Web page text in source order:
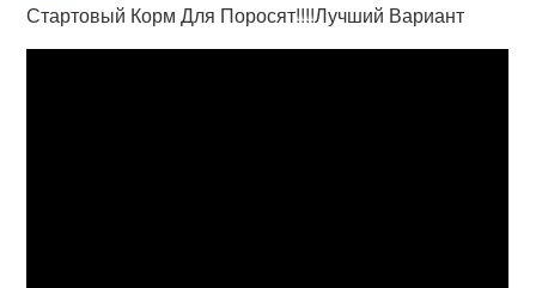
Стартовый Корм Для Поросят!!!!Лучший Вариант